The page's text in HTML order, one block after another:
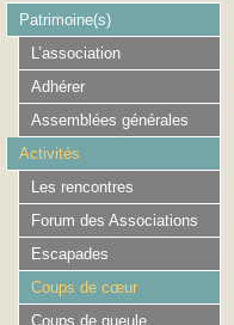
Patrimoine(s)
L’association
Adhérer
Assemblées générales
Activités
Les rencontres
Forum des Associations
Escapades
Coups de cœur
Coups de gueule